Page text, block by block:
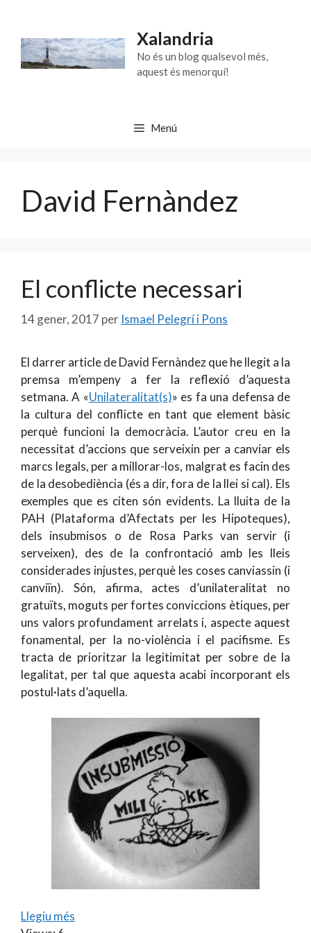
contingut
Xalandria
No és un blog qualsevol més,
aquest és menorquí!
Menú
David Fernàndez
El conflicte necessari
14 gener, 2017 per Ismael Pelegrí i Pons
El darrer article de David Fernàndez que he llegit a la
premsa m’empeny a fer la reflexió d’aquesta
setmana. A «Unilateralitat(s)» es fa una defensa de
la cultura del conflicte en tant que element bàsic
perquè funcioni la democràcia. L’autor creu en la
necessitat d’accions que serveixin per a canviar els
marcs legals, per a millorar-los, malgrat es facin des
de la desobediència (és a dir, fora de la llei si cal). Els
exemples que es citen són evidents. La lluita de la
PAH (Plataforma d’Afectats per les Hipoteques),
dels insubmisos o de Rosa Parks van servir (i
serveixen), des de la confrontació amb les lleis
considerades injustes, perquè les coses canviassin (i
canviïn). Són, afirma, actes d’unilateralitat no
gratuïts, moguts per fortes conviccions ètiques, per
uns valors profundament arrelats i, aspecte aquest
fonamental, per la no-violència i el pacifisme. Es
tracta de prioritzar la legitimitat per sobre de la
legalitat, per tal que aquesta acabi incorporant els
postul·lats d’aquella.
Llegiu més